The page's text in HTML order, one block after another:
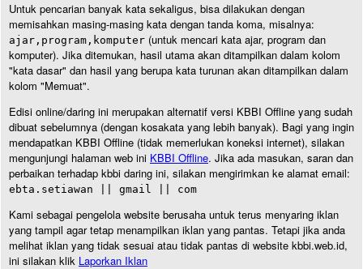
Untuk pencarian banyak kata sekaligus, bisa dilakukan dengan
memisahkan masing-masing kata dengan tanda koma, misalnya:
ajar,program,komputer (untuk mencari kata ajar, program dan
komputer). Jika ditemukan, hasil utama akan ditampilkan dalam kolom
"kata dasar" dan hasil yang berupa kata turunan akan ditampilkan dalam
kolom "Memuat".
Edisi online/daring ini merupakan alternatif versi KBBI Offline yang sudah
dibuat sebelumnya (dengan kosakata yang lebih banyak). Bagi yang ingin
mendapatkan KBBI Offline (tidak memerlukan koneksi internet), silakan
mengunjungi halaman web ini KBBI Offline. Jika ada masukan, saran dan
perbaikan terhadap kbbi daring ini, silakan mengirimkan ke alamat email:
ebta.setiawan || gmail || com
Kami sebagai pengelola website berusaha untuk terus menyaring iklan
yang tampil agar tetap menampilkan iklan yang pantas. Tetapi jika anda
melihat iklan yang tidak sesuai atau tidak pantas di website kbbi.web.id,
ini silakan klik Laporkan Iklan